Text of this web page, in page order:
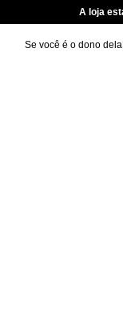
A loja
Se você é o dono